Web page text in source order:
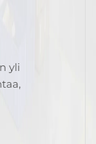
yli